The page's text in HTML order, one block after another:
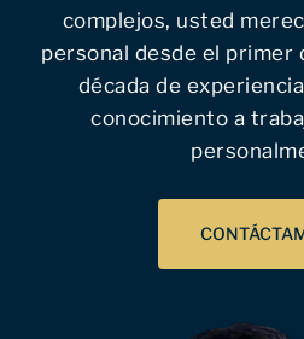
complejos, usted
personal desde el primer
década de
conocimiento a